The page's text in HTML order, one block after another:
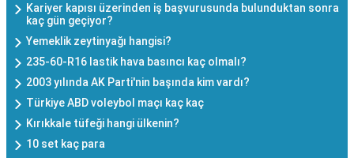
Kariyer kapısı üzerinden iş başvurusunda bulunduktan sonra
kaç gün geçiyor?
Yemeklik zeytinyağı hangisi?
235-60-R16 lastik hava basıncı kaç olmalı?
2003 yılında AK Parti'nin başında kim vardı?
Türkiye ABD voleybol maçı kaç kaç
Kırıkkale tüfeği hangi ülkenin?
10 set kaç para